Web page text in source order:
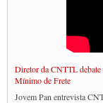
Diretor da CNTTL
Mínimo de Frete
Jovem Pan entrevista